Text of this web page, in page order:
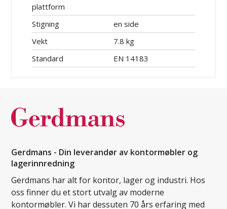
plattform
Stigning
en side
Vekt
7.8 kg
Standard
EN 14183
Gerdmans - Din leverandør av kontormøbler og
lagerinnredning
Gerdmans har alt for kontor, lager og industri. Hos
oss finner du et stort utvalg av moderne
kontormøbler. Vi har dessuten 70 års erfaring med